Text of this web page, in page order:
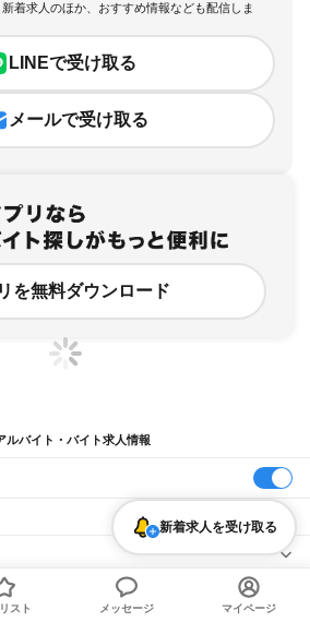
新着求人のほか、おすすめ情報なども配信しま
LINEで受け取る
メールで受け取る
を無料ダウンロード
ルバイト・バイト求人情報
本県 玉名市 学生歓迎 友達と一緒に
校生ok
熊本県 玉名市 学生歓迎 居酒屋
名市 学生歓迎のアルバイト・バイト・求人
新着求人を受け取る
スト メッセージ マイページ